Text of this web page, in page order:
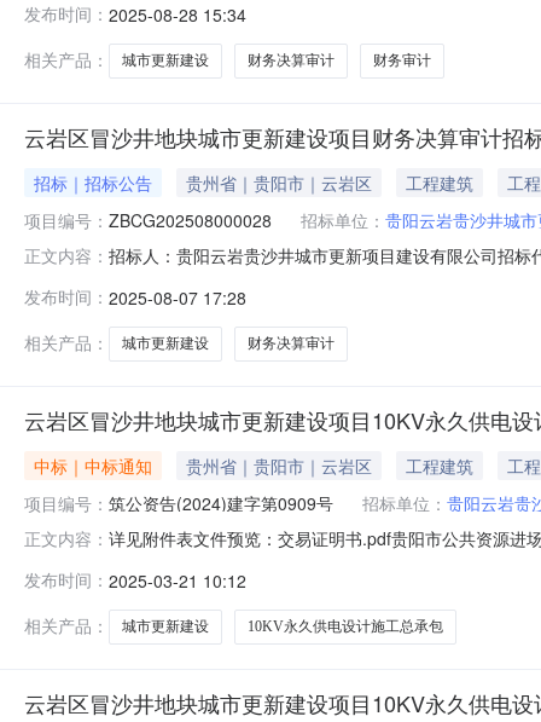
应商基本要求:1.申请人的一般资格要求：（1）具有独立
好的商业信誉和健全的
发布时间： 2025-08-28 15:34
相关产品：
城市更新建设 财务决算审计 财务审计
云岩区冒沙井地块城市更新建设项目财务决算审计招
招标｜招标公告 贵州省｜贵阳市｜云岩区 工程建筑
工程
项目编号： ZBCG202508000028 招标单位： 贵阳云岩贵沙井城
正文内容： 招标人：贵阳云岩贵沙井城市更新项目建设有限公司招
中环路东段交界处，正在建设中的轨道交通3号线从项目
件：已经满
发布时间： 2025-08-07 17:28
相关产品：
城市更新建设 财务决算审计
云岩区冒沙井地块城市更新建设项目10KV永久供电
中标｜中标通知 贵州省｜贵阳市｜云岩区 工程建筑
工程
项目编号： 筑公资告(2024)建字第0909号 招标单位： 贵阳云岩贵
正文内容： 详见附件表文件预览：交易证明书.pdf贵阳市公共资源进
交易方式公开招标招标人贵阳云岩贵沙井城市更新项目
下浮：
发布时间： 2025-03-21 10:12
相关产品：
城市更新建设 10KV永久供电设计施工总承包
云岩区冒沙井地块城市更新建设项目10KV永久供电